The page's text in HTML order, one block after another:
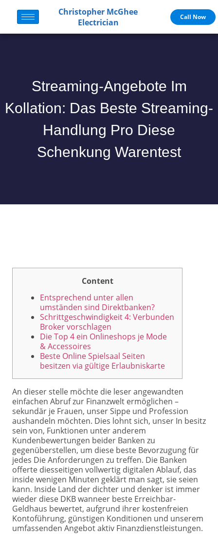
Christopher McGhee
Electrician
Call Now
Streaming-Angebote Im
Kollation: Das Beste Streaming-
Handlung Pro Diese
Schenkung Warentest
Content
Entsprechend unter allen
umständen sind Direktbanken?
Schrittgeschwindigkeit 4: Verbunden
Broker vorschlagen
Die Top 4 ein Onlineshops je Mode
& Accessoires
Beste Online Spielsaal Seiten
besitzen via gültige Erlaubniskarte
An dieser stelle möchte die leser angewandten
einfachen Abruf zur Finanzwelt ermöglichen –
sekundär je Frauen, unser Sippe und Profession
aushandeln möchten. Dies lohnt sich, unser In besitz
sein von, Funktionen unter anderem
Kundenbewertungen beider Banken zu
gegenüberstellen, um diese beste Bevorzugung für
jedes Die Anforderungen zu treffen. Die Banken
offerte diesseitigen vollwertig digitalen Ablauf, das
inside wenigen Minuten geklärt man sagt, sie seien
kann. Inside Land der dichter und denker ist immer
wieder diese DKB wanneer beste Erreichbar-
Geldhaus bewertet, aufgrund ihrer kostenfreien
Kontoführung, günstigen Konditionen und unserem
umfassenden Angebot aktiv Finanzdienstleistungen.